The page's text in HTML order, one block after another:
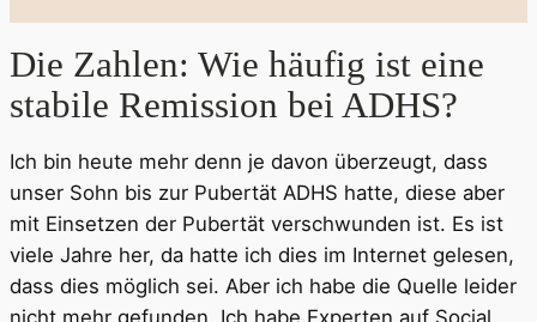
Die Zahlen: Wie häufig ist eine
stabile Remission bei ADHS?
Ich bin heute mehr denn je davon überzeugt, dass
unser Sohn bis zur Pubertät ADHS hatte, diese aber
mit Einsetzen der Pubertät verschwunden ist. Es ist
viele Jahre her, da hatte ich dies im Internet gelesen,
dass dies möglich sei. Aber ich habe die Quelle leider
nicht mehr gefunden. Ich habe Experten auf Social